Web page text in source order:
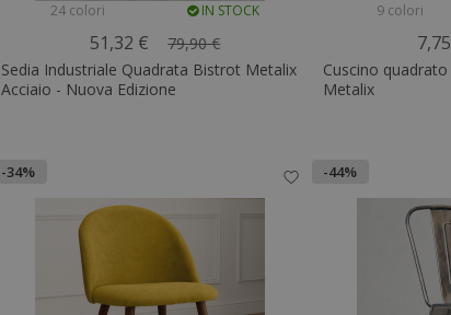
24 colori IN STOCK
51,32 €
79,90 €
Sedia Industriale Quadrata Bistrot Metalix
Acciaio - Nuova Edizione
9 colori
Cuscino
Metalix
-34% -44%